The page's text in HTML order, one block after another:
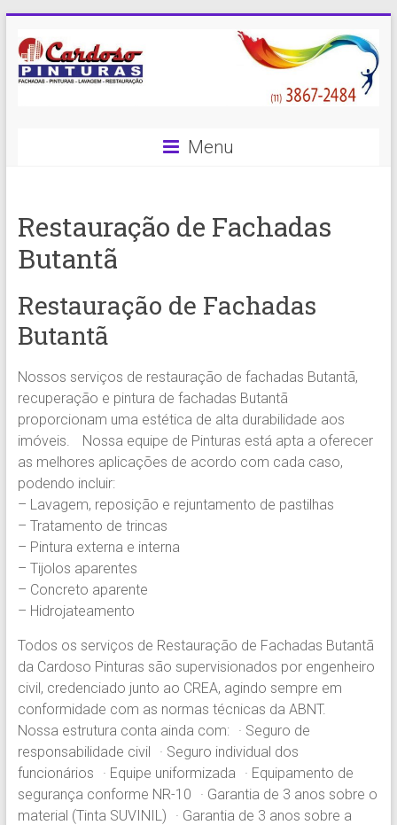
content
Predial
com
qualidade
eficiência
é
com
a
Pinturas.
Experiência
Pintura
Predial
em
prédios
comerciais,
residenciais
condomínios.
Menu
Restauração de Fachadas
Butantã
Restauração de Fachadas
Butantã
Nossos serviços de restauração de fachadas Butantã,
recuperação e pintura de fachadas Butantã
proporcionam uma estética de alta durabilidade aos
imóveis. Nossa equipe de Pinturas está apta a oferecer
as melhores aplicações de acordo com cada caso,
podendo incluir:
– Lavagem, reposição e rejuntamento de pastilhas
– Tratamento de trincas
– Pintura externa e interna
– Tijolos aparentes
– Concreto aparente
– Hidrojateamento
Todos os serviços de Restauração de Fachadas Butantã
da Cardoso Pinturas são supervisionados por engenheiro
civil, credenciado junto ao CREA, agindo sempre em
conformidade com as normas técnicas da ABNT.
Nossa estrutura conta ainda com: · Seguro de
responsabilidade civil · Seguro individual dos
funcionários · Equipe uniformizada · Equipamento de
segurança conforme NR-10 · Garantia de 3 anos sobre o
material (Tinta SUVINIL) · Garantia de 3 anos sobre a